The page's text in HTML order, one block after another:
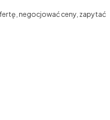
negocjować ceny, zapytać